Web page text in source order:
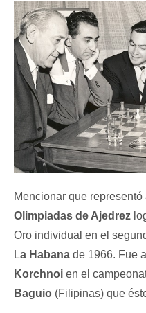
Mencionar que representó
Olimpiadas de Ajedrez
Oro individual en el
La Habana de 1966. Fue
Korchnoi en el
Baguio (Filipinas) que